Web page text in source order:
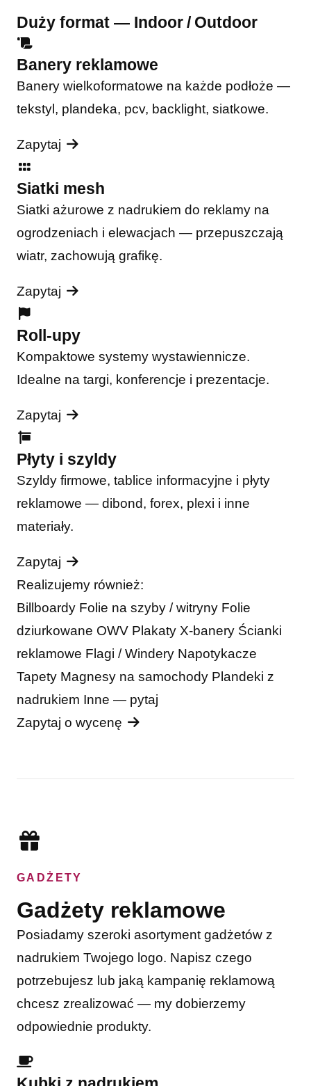
Duży format — Indoor / Outdoor
Banery reklamowe
Banery wielkoformatowe na każde podłoże —
tekstyl, plandeka, pcv, backlight, siatkowe.
Zapytaj
Siatki mesh
Siatki ażurowe z nadrukiem do reklamy na
ogrodzeniach i elewacjach — przepuszczają
wiatr, zachowują grafikę.
Zapytaj
Roll-upy
Kompaktowe systemy wystawiennicze.
Idealne na targi, konferencje i prezentacje.
Zapytaj
Płyty i szyldy
Szyldy firmowe, tablice informacyjne i płyty
reklamowe — dibond, forex, plexi i inne
materiały.
Zapytaj
Realizujemy również:
Billboardy Folie na szyby / witryny Folie
dziurkowane OWV Plakaty X-banery Ścianki
reklamowe Flagi / Windery Napotykacze
Tapety Magnesy na samochody Plandeki z
nadrukiem Inne — pytaj
Zapytaj o wycenę
GADŻETY
Gadżety reklamowe
Posiadamy szeroki asortyment gadżetów z
nadrukiem Twojego logo. Napisz czego
potrzebujesz lub jaką kampanię reklamową
chcesz zrealizować — my dobierzemy
odpowiednie produkty.